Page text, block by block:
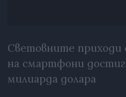
Световните
на смартфони
милиарда долара